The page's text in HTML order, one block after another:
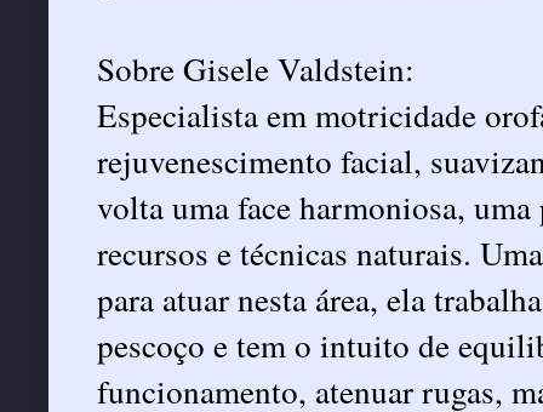
Sobre Gisele Valdstein:
Especialista em motricidade
rejuvenescimento facial,
volta uma face harmoniosa,
recursos e técnicas naturais.
para atuar nesta área, ela
pescoço e tem o intuito de
funcionamento, atenuar rugas,